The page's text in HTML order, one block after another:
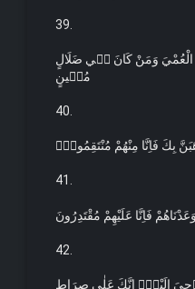
39.
الْعُمْيَ وَمَنْ كَانَ ف۪ي ضَلَالٍ
مُب۪ينٍ
40.
بِكَ فَاِنَّا مِنْهُمْ مُنْتَقِمُونَۙ
41.
فَاِنَّا عَلَيْهِمْ مُقْتَدِرُونَ
42.
اِلَيْكَۚ اِنَّكَ عَلٰى صِرَاطٍ